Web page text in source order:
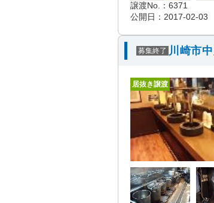
譲渡No.：6371
公開日：2017-02-03
募集終了 川崎市
居抜き譲渡